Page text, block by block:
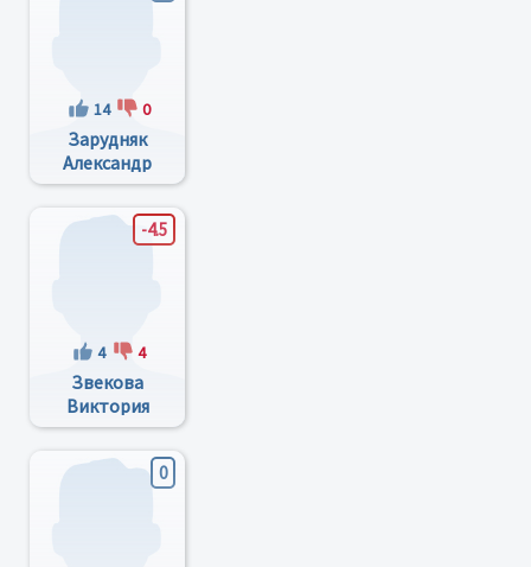
14 0
Зарудняк
Александр
Андреевич
-4.5
4 4
Звекова
Виктория
Карнеевна
0